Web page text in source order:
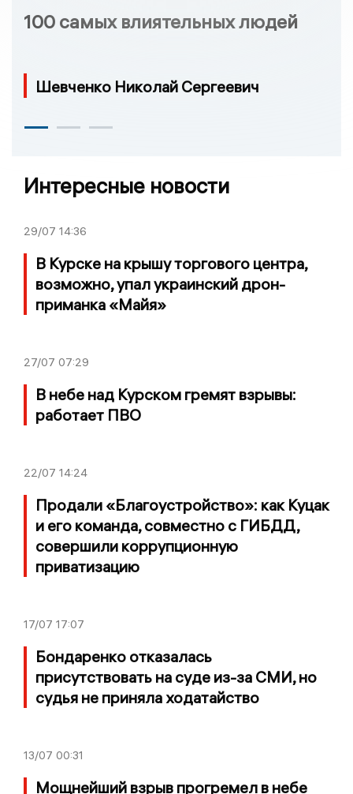
100 самых влиятельных людей
Шевченко Николай Сергеевич
Интересные новости
29/07 14:36
В Курске на крышу торгового центра,
возможно, упал украинский дрон-
приманка «Майя»
27/07 07:29
В небе над Курском гремят взрывы:
работает ПВО
22/07 14:24
Продали «Благоустройство»: как Куцак
и его команда, совместно с ГИБДД,
совершили коррупционную
приватизацию
17/07 17:07
Бондаренко отказалась
присутствовать на суде из-за СМИ, но
судья не приняла ходатайство
13/07 00:31
Мощнейший взрыв прогремел в небе